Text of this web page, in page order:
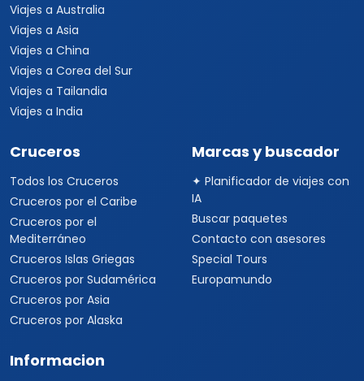
Viajes a Australia
Viajes a Asia
Viajes a China
Viajes a Corea del Sur
Viajes a Tailandia
Viajes a India
Cruceros
Todos los Cruceros
Cruceros por el Caribe
Cruceros por el
Mediterráneo
Cruceros Islas Griegas
Cruceros por Sudamérica
Cruceros por Asia
Cruceros por Alaska
Marcas y buscador
✦ Planificador de viajes con
IA
Buscar paquetes
Contacto con asesores
Special Tours
Europamundo
Informacion